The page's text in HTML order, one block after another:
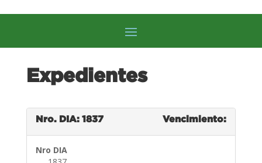
Expedientes
Nro. DIA: 1837 Vencimiento:
Nro DIA